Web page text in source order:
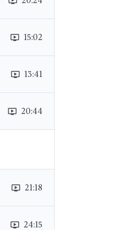
ondemand_video 15:02
ondemand_video 13:41
ondemand_video 20:44
ondemand_video 21:18
ondemand_video 24:15